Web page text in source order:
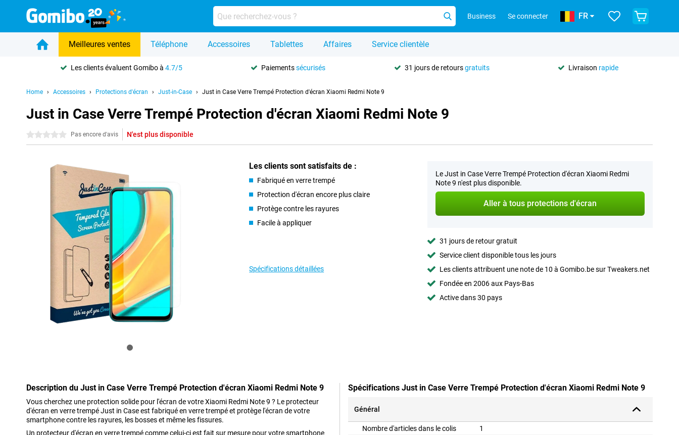
Business Se connecter FR
Meilleures ventes Téléphone Accessoires Tablettes Affaires Service clientèle
Les clients évaluent Gomibo à4.7/5 Paiementssécurisés 31 jours de retoursgratuits Livraison rapide
Home Accessoires Protections d'écran Just-in-Case Just in Case Verre Trempé Protection d'écran Xiaomi Redmi Note 9
Just in Case Verre Trempé Protection d'écran Xiaomi Redmi Note 9
0 étoiles Pas encore d'avis N'est plus disponible
Les clients sont satisfaits de :
Fabriqué en verre trempé
Protection d'écran encore plus claire
Protège contre les rayures
Facile à appliquer
Spécifications détaillées
Le Just in Case Verre Trempé Protection d'écran Xiaomi Redmi
Note 9 n'est plus disponible.
Aller à tous protections d'écran
31 jours de retour gratuit
Service client disponible tous les jours
Les clients attribuent une note de 10 à Gomibo.be sur Tweakers.net
Fondée en 2006 aux Pays-Bas
Active dans 30 pays
Description du Just in Case Verre Trempé Protection d'écran Xiaomi Redmi Note 9
Vous cherchez une protection solide pour l'écran de votre Xiaomi Redmi Note 9 ? Le protecteur
d'écran en verre trempé Just in Case est fabriqué en verre trempé et protège l'écran de votre
smartphone contre les rayures, les bosses et même les fissures.
Un protecteur d'écran en verre trempé comme celui-ci est fait sur mesure pour votre smartphone
Spécifications Just in Case Verre Trempé Protection d'écran Xiaomi Redmi Note 9
Général
Nombre d'articles dans le colis
1